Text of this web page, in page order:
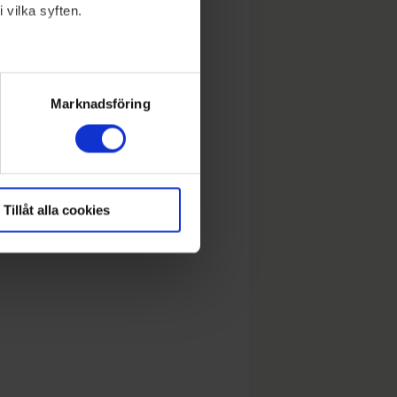
vilka syften.
meter
Marknadsföring
Tillåt alla cookies